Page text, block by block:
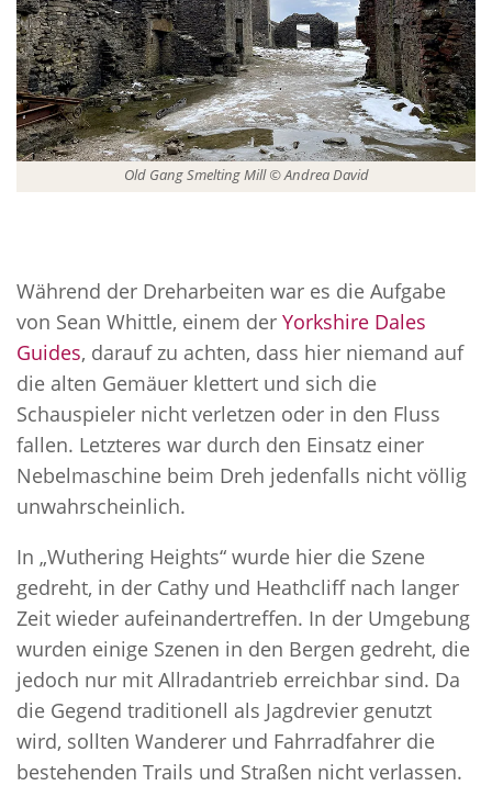
Old Gang Smelting Mill © Andrea David
Während der Dreharbeiten war es die Aufgabe
von Sean Whittle, einem der Yorkshire Dales
Guides, darauf zu achten, dass hier niemand auf
die alten Gemäuer klettert und sich die
Schauspieler nicht verletzen oder in den Fluss
fallen. Letzteres war durch den Einsatz einer
Nebelmaschine beim Dreh jedenfalls nicht völlig
unwahrscheinlich.
In „Wuthering Heights“ wurde hier die Szene
gedreht, in der Cathy und Heathcliff nach langer
Zeit wieder aufeinandertreffen. In der Umgebung
wurden einige Szenen in den Bergen gedreht, die
jedoch nur mit Allradantrieb erreichbar sind. Da
die Gegend traditionell als Jagdrevier genutzt
wird, sollten Wanderer und Fahrradfahrer die
bestehenden Trails und Straßen nicht verlassen.